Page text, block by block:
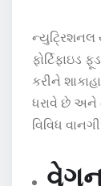
ન્યુટ્રિશનલ
ફોર્ટિફાઇડ
કરીને
ધરાવે છે અને
વિવિધ
વેગન